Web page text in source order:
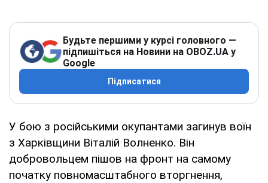
Будьте першими у курсі головного —
підпишіться на Новини на OBOZ.UA у
Google
Підписатися
У бою з російськими окупантами загинув воїн
з Харківщини Віталій Волненко. Він
добровольцем пішов на фронт на самому
початку повномасштабного вторгнення,